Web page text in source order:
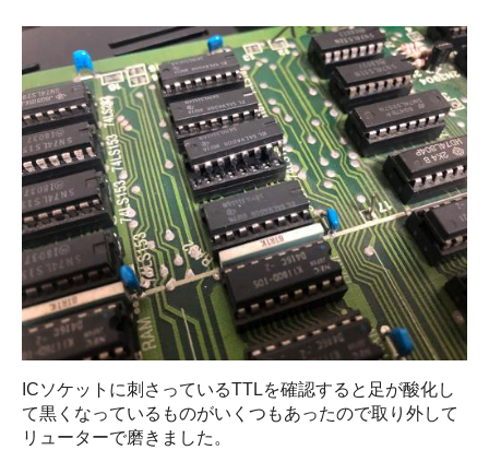
ICソケットに刺さっているTTLを確認すると足が酸化し
て黒くなっているものがいくつもあったので取り外して
リューターで磨きました。